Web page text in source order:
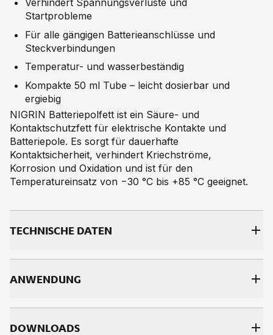
Verhindert Spannungsverluste und
Startprobleme
Für alle gängigen Batterieanschlüsse und
Steckverbindungen
Temperatur- und wasserbeständig
Kompakte 50 ml Tube – leicht dosierbar und
ergiebig
NIGRIN Batteriepolfett ist ein Säure- und
Kontaktschutzfett für elektrische Kontakte und
Batteriepole. Es sorgt für dauerhafte
Kontaktsicherheit, verhindert Kriechströme,
Korrosion und Oxidation und ist für den
Temperatureinsatz von −30 °C bis +85 °C geeignet.
TECH­NI­SCHE DA­TEN
AN­WEN­DUNG
DOWNLOADS